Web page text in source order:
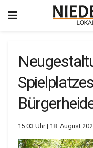
15:03 Uhr | 18. August